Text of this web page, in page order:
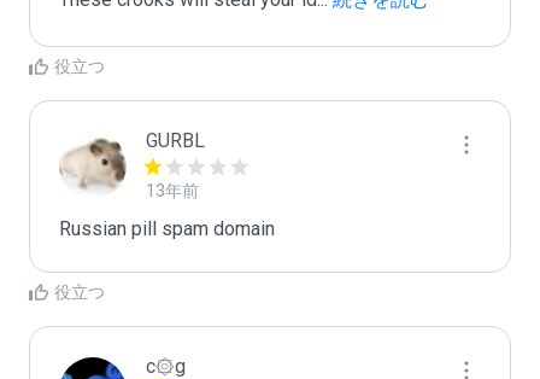
役立つ
GURBL
13年前
Russian pill spam domain
役立つ
c۞g